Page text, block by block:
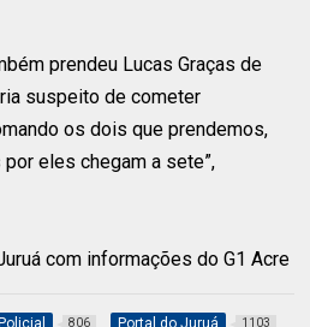
prendeu Lucas Graças de
suspeito de cometer
os dois que prendemos,
eles chegam a sete”,
com informações do G1 Acre
806 Portal do Juruá 1103